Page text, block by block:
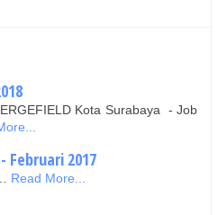
Kota Surabaya - Job
Februari 2017
Read More...